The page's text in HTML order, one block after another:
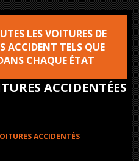
ACCIDENTÉES
LES VOITURES DE
ACCIDENT TELS QUE
CHAQUE ÉTAT
ACCIDENTÉS